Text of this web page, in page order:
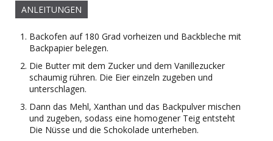
ANLEITUNGEN
Backofen auf 180 Grad vorheizen und Backbleche mit
Backpapier belegen.
Die Butter mit dem Zucker und dem Vanillezucker
schaumig rühren. Die Eier einzeln zugeben und
unterschlagen.
Dann das Mehl, Xanthan und das Backpulver mischen
und zugeben, sodass eine homogener Teig entsteht
Die Nüsse und die Schokolade unterheben.